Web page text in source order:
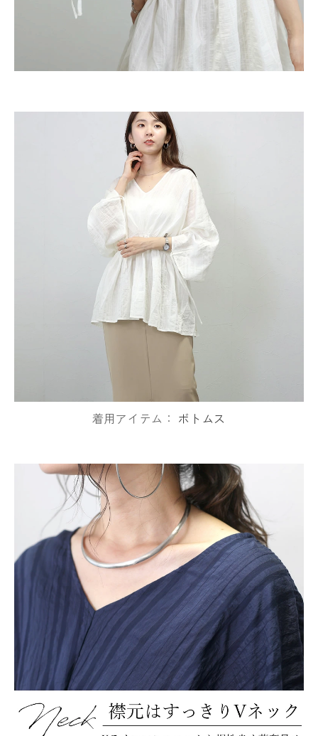
着用アイテム： ボトムス